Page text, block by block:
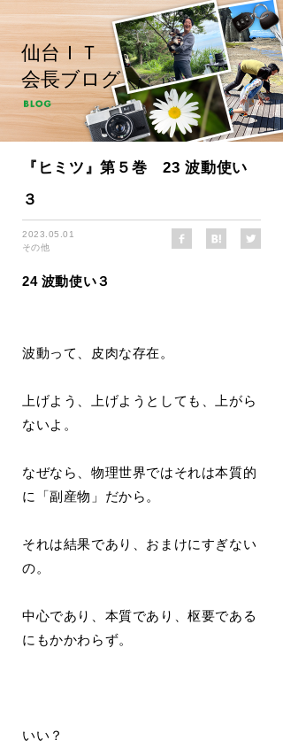
仙台ＩＴ
会長ブログ
『ヒミツ』第５巻 23 波動使い
３
2023.05.01
その他
24 波動使い３
波動って、皮肉な存在。
上げよう、上げようとしても、上がら
ないよ。
なぜなら、物理世界ではそれは本質的
に「副産物」だから。
それは結果であり、おまけにすぎない
の。
中心であり、本質であり、枢要である
にもかかわらず。
いい？